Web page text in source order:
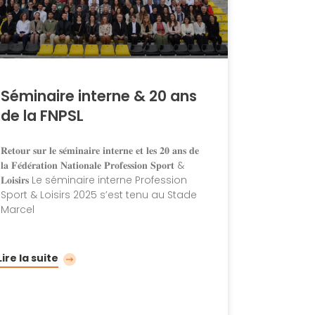
Séminaire interne & 20 ans
de la FNPSL
𝐑𝐞𝐭𝐨𝐮𝐫 𝐬𝐮𝐫 𝐥𝐞 𝐬𝐞́𝐦𝐢𝐧𝐚𝐢𝐫𝐞 𝐢𝐧𝐭𝐞𝐫𝐧𝐞 𝐞𝐭 𝐥𝐞𝐬 𝟐𝟎 𝐚𝐧𝐬 𝐝𝐞
𝐥𝐚 𝐅𝐞́𝐝𝐞́𝐫𝐚𝐭𝐢𝐨𝐧 𝐍𝐚𝐭𝐢𝐨𝐧𝐚𝐥𝐞 𝐏𝐫𝐨𝐟𝐞𝐬𝐬𝐢𝐨𝐧 𝐒𝐩𝐨𝐫𝐭 &
𝐋𝐨𝐢𝐬𝐢𝐫𝐬 Le séminaire interne Profession
Sport & Loisirs 2025 s’est tenu au Stade
Marcel
la suite